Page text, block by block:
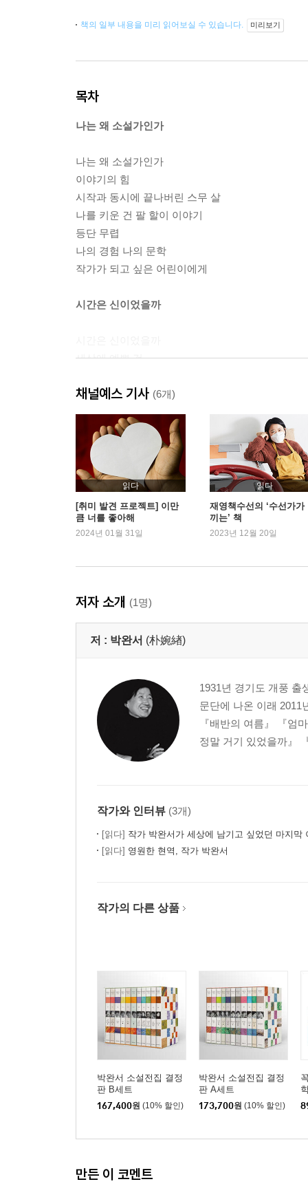
책의 일부 내용을 미리 읽어보실 수 있습니다. 미리보기
목차
나는 왜 소설가인가
나는 왜 소설가인가
이야기의 힘
시작과 동시에 끝나버린 스무 살
나를 키운 건 팔 할이 이야기
등단 무렵
나의 경험 나의 문학
작가가 되고 싶은 어린이에게
시간은 신이었을까
세상에 예쁜 것
책 갈증
귀여운 할머니
믿을 수 없는 사진, 믿을 수 없는 기억
세 살 적 버릇
내 기억의 창고
고양이가 웃네
세상을 지탱하는 힘
명절을 나누는 지혜
전원생활은 고요한가
고마운 착한 힘들
하늘 무서운 생각
전원생활은 고요한가
봄까치꽃 개불알꽃
내 생전에 볼 수 있을까
깊은 산속 옹달샘
이제 달콤한 잠 누리소서
격랑 한가운데 선 작가
넘치지도 모자라지도 않은
자연 질서 안에서
사랑하는 손자에게
책을 내면서
작가 연보
채널예스 기사 (6개)
읽다
[취미 발견 프로젝트] 이만
큼 너를 좋아해
2024년 01월 31일
읽다
재영책수선의 ‘수선가가
끼는’ 책
2023년 12월 20일
저자 소개 (1명)
저 : 박완서 (朴婉緖)
1931년 경기도 개풍 출
문단에 나온 이래 2011
『배반의 여름』 『엄
정말 거기 있었을까』
작가와 인터뷰 (3개)
[읽다] 작가 박완서가 세상에 남기고 싶었던 마지막
[읽다] 영원한 현역, 작가 박완서
작가의 다른 상품
박완서 소설전집 결정
판 B세트
167,400원 (10% 할인)
박완서 소설전집 결정
판 A세트
173,700원 (10% 할인)
만든 이 코멘트